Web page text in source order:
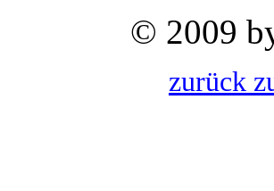
© 2009
zurück